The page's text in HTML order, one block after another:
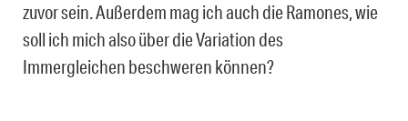
zuvor sein. Außerdem mag ich auch die Ramones, wie
soll ich mich also über die Variation des
Immergleichen beschweren können?